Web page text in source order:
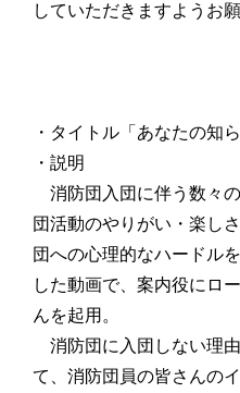
していただきますようお
・タイトル「あなたの知
・説明
消防団入団に伴う数々
団活動のやりがい・楽し
団への心理的なハードル
した動画で、案内役にロ
んを起用。
消防団に入団しない理
て、消防団員の皆さんの